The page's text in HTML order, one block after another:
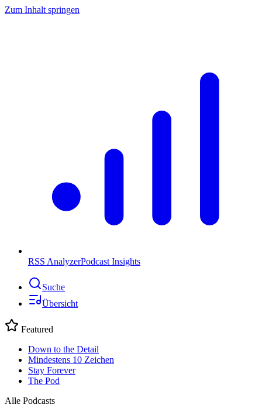
Zum Inhalt springen
RSS AnalyzerPodcast Insights
Suche
Übersicht
Featured
Down to the Detail
Mindestens 10 Zeichen
Stay Forever
The Pod
Alle Podcasts